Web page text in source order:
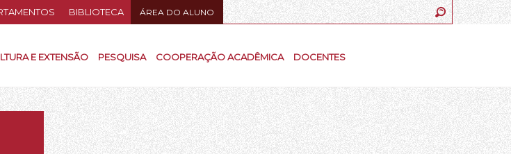
BIBLIOTECA ÁREA DO ALUNO
E EXTENSÃO PESQUISA COOPERAÇÃO ACADÊMICA DOCENTES